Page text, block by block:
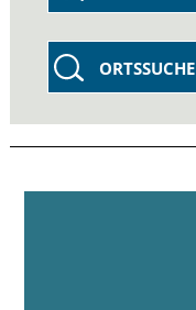
ORTSSUCHE